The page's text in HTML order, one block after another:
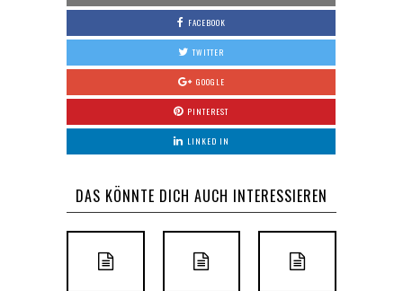
FACEBOOK
TWITTER
GOOGLE
PINTEREST
LINKED IN
DAS KÖNNTE DICH AUCH INTERESSIEREN